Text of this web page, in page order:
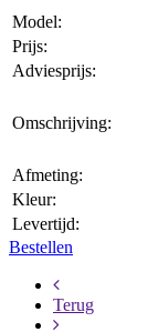
Model:
Prijs:
Adviesprijs:
Omschrijving:
Afmeting:
Kleur:
Levertijd:
Bestellen
Terug